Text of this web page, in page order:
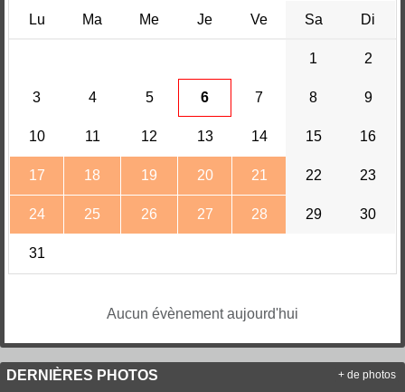
Lu Ma Me Je Ve Sa Di
1 2
3 4 5 6 7 8 9
10 11 12 13 14 15 16
17 18 19 20 21 22 23
24 25 26 27 28 29 30
31
Aucun évènement aujourd'hui
DERNIÈRES PHOTOS + de photos